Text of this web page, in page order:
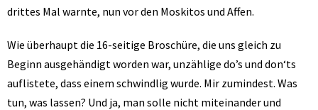
drittes Mal warnte, nun vor den Moskitos und Affen.
Wie überhaupt die 16-seitige Broschüre, die uns gleich zu
Beginn ausgehändigt worden war, unzählige do’s und don‘ts
auflistete, dass einem schwindlig wurde. Mir zumindest. Was
tun, was lassen? Und ja, man solle nicht miteinander und